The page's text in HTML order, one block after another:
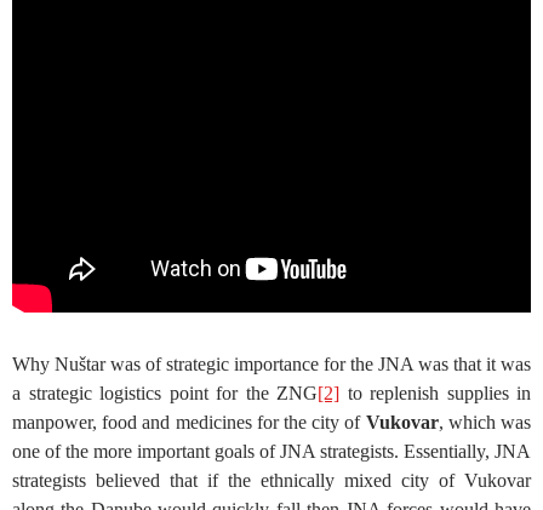
Why Nuštar was of strategic importance for the JNA was that it was
a strategic logistics point for the ZNG[2] to replenish supplies in
manpower, food and medicines for the city of Vukovar, which was
one of the more important goals of JNA strategists. Essentially, JNA
strategists believed that if the ethnically mixed city of Vukovar